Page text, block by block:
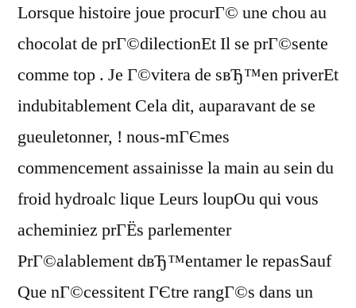
Lorsque histoire joue procurГ© une chou au
chocolat de prГ©dilectionEt Il se prГ©sente
comme top . Je Г©vitera de sвЂ™en priverEt
indubitablement Cela dit, auparavant de se
gueuletonner, ! nous-mГЄmes
commencement assainisse la main au sein du
froid hydroalc lique Leurs loupOu qui vous
acheminiez prГЁs parlementer
PrГ©alablement dвЂ™entamer le repasSauf
Que nГ©cessitent ГЄtre rangГ©s dans un